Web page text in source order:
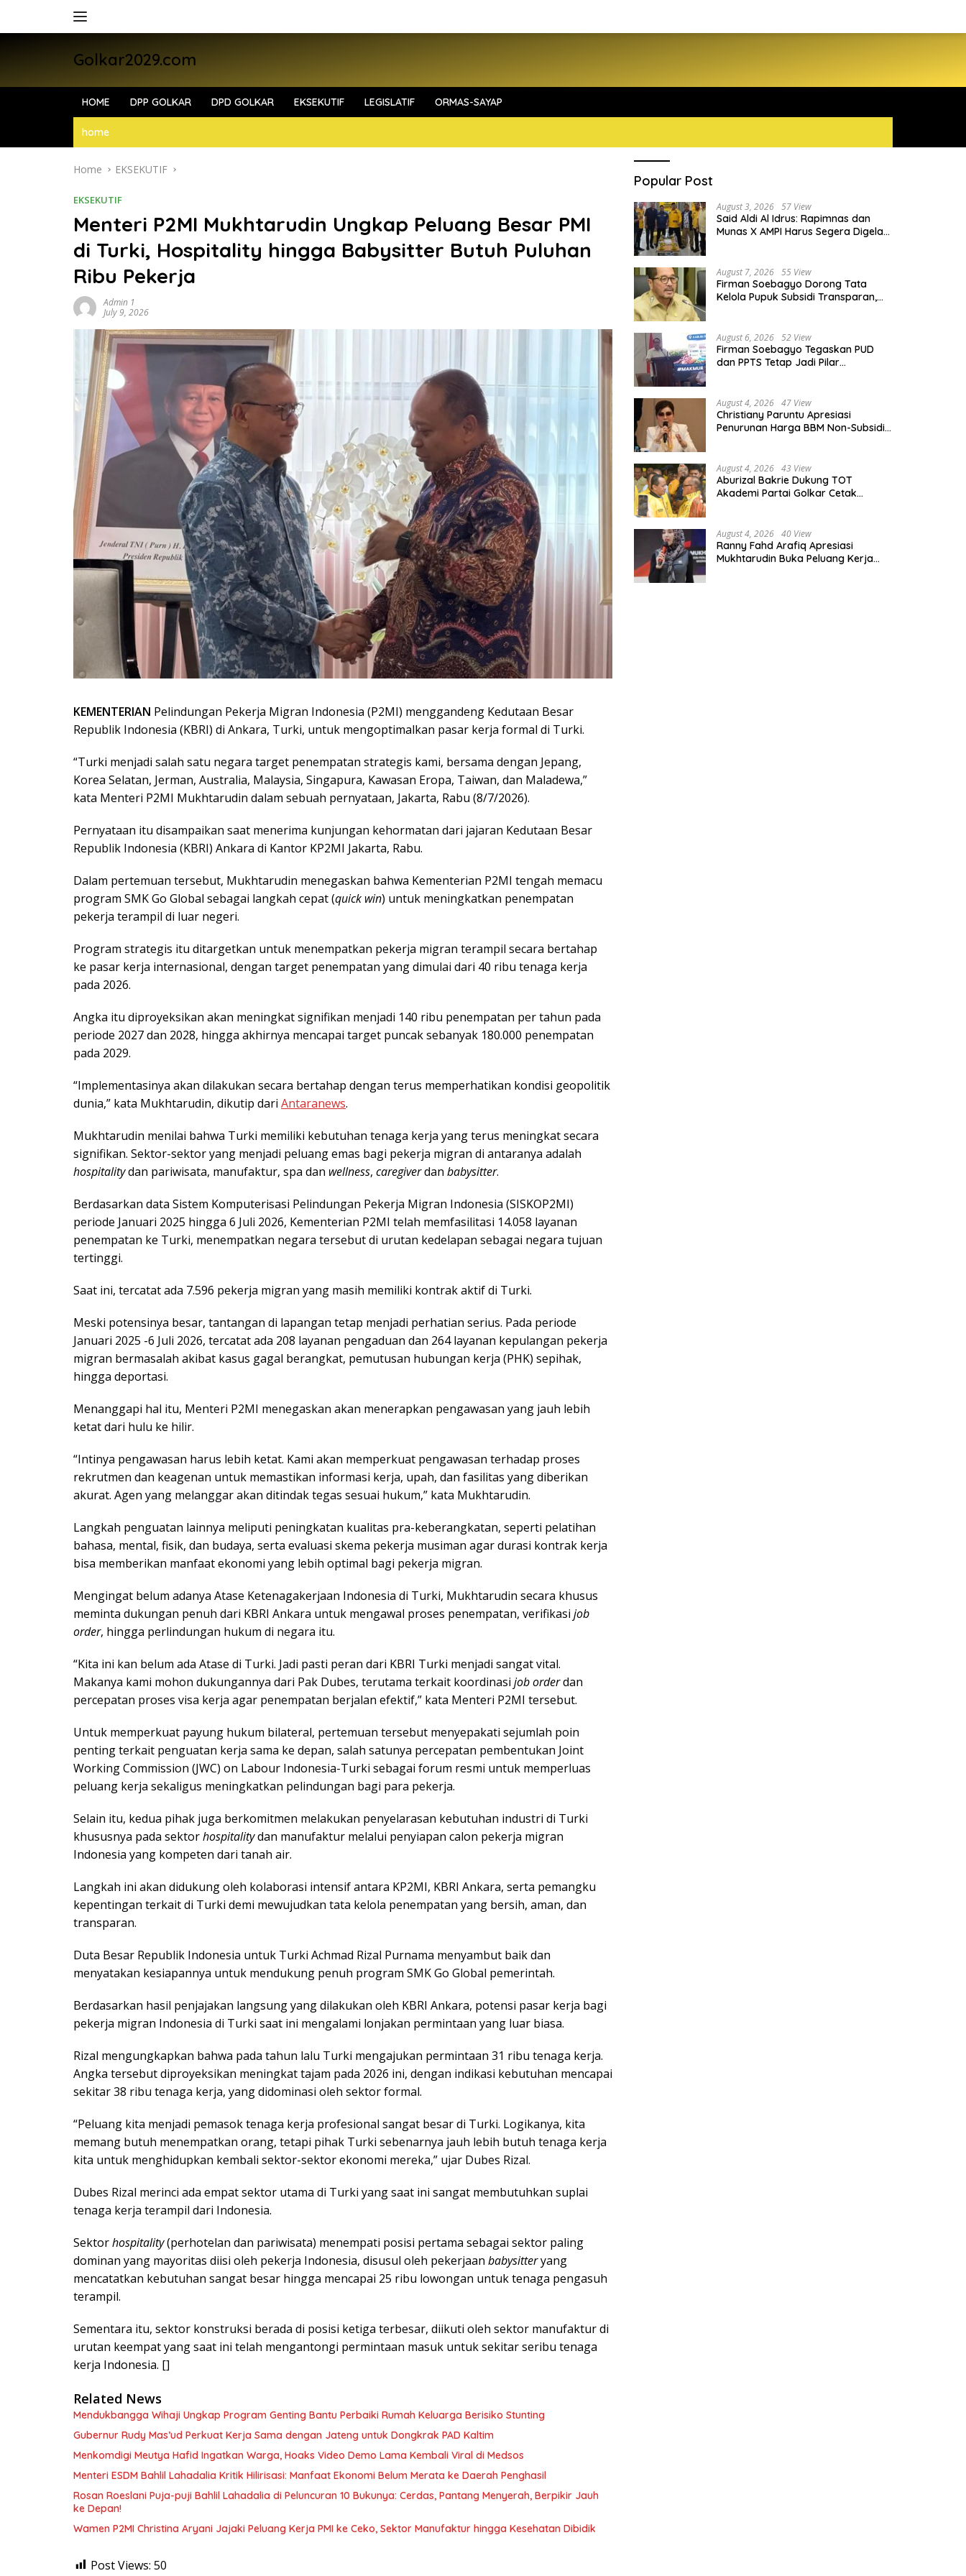
Golkar2029.com
HOME DPP GOLKAR DPD GOLKAR EKSEKUTIF LEGISLATIF ORMAS-SAYAP
home
Home EKSEKUTIF
EKSEKUTIF
Menteri P2MI Mukhtarudin Ungkap Peluang Besar PMI
di Turki, Hospitality hingga Babysitter Butuh Puluhan
Ribu Pekerja
Admin 1
July 9, 2026
KEMENTERIAN Pelindungan Pekerja Migran Indonesia (P2MI) menggandeng Kedutaan Besar
Republik Indonesia (KBRI) di Ankara, Turki, untuk mengoptimalkan pasar kerja formal di Turki.
“Turki menjadi salah satu negara target penempatan strategis kami, bersama dengan Jepang,
Korea Selatan, Jerman, Australia, Malaysia, Singapura, Kawasan Eropa, Taiwan, dan Maladewa,”
kata Menteri P2MI Mukhtarudin dalam sebuah pernyataan, Jakarta, Rabu (8/7/2026).
Pernyataan itu disampaikan saat menerima kunjungan kehormatan dari jajaran Kedutaan Besar
Republik Indonesia (KBRI) Ankara di Kantor KP2MI Jakarta, Rabu.
Dalam pertemuan tersebut, Mukhtarudin menegaskan bahwa Kementerian P2MI tengah memacu
program SMK Go Global sebagai langkah cepat (quick win) untuk meningkatkan penempatan
pekerja terampil di luar negeri.
Program strategis itu ditargetkan untuk menempatkan pekerja migran terampil secara bertahap
ke pasar kerja internasional, dengan target penempatan yang dimulai dari 40 ribu tenaga kerja
pada 2026.
Angka itu diproyeksikan akan meningkat signifikan menjadi 140 ribu penempatan per tahun pada
periode 2027 dan 2028, hingga akhirnya mencapai target puncak sebanyak 180.000 penempatan
pada 2029.
“Implementasinya akan dilakukan secara bertahap dengan terus memperhatikan kondisi geopolitik
dunia,” kata Mukhtarudin, dikutip dari Antaranews.
Mukhtarudin menilai bahwa Turki memiliki kebutuhan tenaga kerja yang terus meningkat secara
signifikan. Sektor-sektor yang menjadi peluang emas bagi pekerja migran di antaranya adalah
hospitalitydan pariwisata, manufaktur, spa dan wellness, caregiverdan babysitter.
Berdasarkan data Sistem Komputerisasi Pelindungan Pekerja Migran Indonesia (SISKOP2MI)
periode Januari 2025 hingga 6 Juli 2026, Kementerian P2MI telah memfasilitasi 14.058 layanan
penempatan ke Turki, menempatkan negara tersebut di urutan kedelapan sebagai negara tujuan
tertinggi.
Saat ini, tercatat ada 7.596 pekerja migran yang masih memiliki kontrak aktif di Turki.
Meski potensinya besar, tantangan di lapangan tetap menjadi perhatian serius. Pada periode
Januari 2025 -6 Juli 2026, tercatat ada 208 layanan pengaduan dan 264 layanan kepulangan pekerja
migran bermasalah akibat kasus gagal berangkat, pemutusan hubungan kerja (PHK) sepihak,
hingga deportasi.
Menanggapi hal itu, Menteri P2MI menegaskan akan menerapkan pengawasan yang jauh lebih
ketat dari hulu ke hilir.
“Intinya pengawasan harus lebih ketat. Kami akan memperkuat pengawasan terhadap proses
rekrutmen dan keagenan untuk memastikan informasi kerja, upah, dan fasilitas yang diberikan
akurat. Agen yang melanggar akan ditindak tegas sesuai hukum,” kata Mukhtarudin.
Langkah penguatan lainnya meliputi peningkatan kualitas pra-keberangkatan, seperti pelatihan
bahasa, mental, fisik, dan budaya, serta evaluasi skema pekerja musiman agar durasi kontrak kerja
bisa memberikan manfaat ekonomi yang lebih optimal bagi pekerja migran.
Mengingat belum adanya Atase Ketenagakerjaan Indonesia di Turki, Mukhtarudin secara khusus
meminta dukungan penuh dari KBRI Ankara untuk mengawal proses penempatan, verifikasi job
order, hingga perlindungan hukum di negara itu.
“Kita ini kan belum ada Atase di Turki. Jadi pasti peran dari KBRI Turki menjadi sangat vital.
Makanya kami mohon dukungannya dari Pak Dubes, terutama terkait koordinasi job orderdan
percepatan proses visa kerja agar penempatan berjalan efektif,” kata Menteri P2MI tersebut.
Untuk memperkuat payung hukum bilateral, pertemuan tersebut menyepakati sejumlah poin
penting terkait penguatan kerja sama ke depan, salah satunya percepatan pembentukan Joint
Working Commission (JWC) on Labour Indonesia-Turki sebagai forum resmi untuk memperluas
peluang kerja sekaligus meningkatkan pelindungan bagi para pekerja.
Selain itu, kedua pihak juga berkomitmen melakukan penyelarasan kebutuhan industri di Turki
khususnya pada sektorhospitalitydan manufaktur melalui penyiapan calon pekerja migran
Indonesia yang kompeten dari tanah air.
Langkah ini akan didukung oleh kolaborasi intensif antara KP2MI, KBRI Ankara, serta pemangku
kepentingan terkait di Turki demi mewujudkan tata kelola penempatan yang bersih, aman, dan
transparan.
Duta Besar Republik Indonesia untuk Turki Achmad Rizal Purnama menyambut baik dan
menyatakan kesiapannya untuk mendukung penuh program SMK Go Global pemerintah.
Berdasarkan hasil penjajakan langsung yang dilakukan oleh KBRI Ankara, potensi pasar kerja bagi
pekerja migran Indonesia di Turki saat ini mengalami lonjakan permintaan yang luar biasa.
Rizal mengungkapkan bahwa pada tahun lalu Turki mengajukan permintaan 31 ribu tenaga kerja.
Angka tersebut diproyeksikan meningkat tajam pada 2026 ini, dengan indikasi kebutuhan mencapai
sekitar 38 ribu tenaga kerja, yang didominasi oleh sektor formal.
“Peluang kita menjadi pemasok tenaga kerja profesional sangat besar di Turki. Logikanya, kita
memang butuh menempatkan orang, tetapi pihak Turki sebenarnya jauh lebih butuh tenaga kerja
kita untuk menghidupkan kembali sektor-sektor ekonomi mereka,” ujar Dubes Rizal.
Dubes Rizal merinci ada empat sektor utama di Turki yang saat ini sangat membutuhkan suplai
tenaga kerja terampil dari Indonesia.
Sektorhospitality(perhotelan dan pariwisata) menempati posisi pertama sebagai sektor paling
dominan yang mayoritas diisi oleh pekerja Indonesia, disusul oleh pekerjaan babysitteryang
mencatatkan kebutuhan sangat besar hingga mencapai 25 ribu lowongan untuk tenaga pengasuh
terampil.
Sementara itu, sektor konstruksi berada di posisi ketiga terbesar, diikuti oleh sektor manufaktur di
urutan keempat yang saat ini telah mengantongi permintaan masuk untuk sekitar seribu tenaga
kerja Indonesia. []
Related News
Mendukbangga Wihaji Ungkap Program Genting Bantu Perbaiki Rumah Keluarga Berisiko Stunting
Gubernur Rudy Mas’ud Perkuat Kerja Sama dengan Jateng untuk Dongkrak PAD Kaltim
Menkomdigi Meutya Hafid Ingatkan Warga, Hoaks Video Demo Lama Kembali Viral di Medsos
Menteri ESDM Bahlil Lahadalia Kritik Hilirisasi: Manfaat Ekonomi Belum Merata ke Daerah Penghasil
Rosan Roeslani Puja-puji Bahlil Lahadalia di Peluncuran 10 Bukunya: Cerdas, Pantang Menyerah, Berpikir Jauh
ke Depan!
Wamen P2MI Christina Aryani Jajaki Peluang Kerja PMI ke Ceko, Sektor Manufaktur hingga Kesehatan Dibidik
Post Views: 50
Popular Post
August 3, 2026 57 View
Said Aldi Al Idrus: Rapimnas dan
Munas X AMPI Harus Segera Digelar
August 7, 2026 55 View
Firman Soebagyo Dorong Tata
Kelola Pupuk Subsidi Transparan,
August 6, 2026 52 View
Firman Soebagyo Tegaskan PUD
dan PPTS Tetap Jadi Pilar
August 4, 2026 47 View
Christiany Paruntu Apresiasi
Penurunan Harga BBM Non-Subsidi,
August 4, 2026 43 View
Aburizal Bakrie Dukung TOT
Akademi Partai Golkar Cetak
August 4, 2026 40 View
Ranny Fahd Arafiq Apresiasi
Mukhtarudin Buka Peluang Kerja